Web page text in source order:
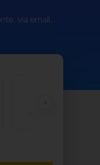
via email,